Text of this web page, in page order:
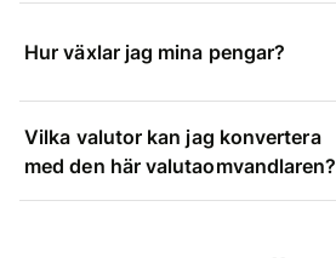
Hur växlar jag mina pengar?
Vilka valutor kan jag konvertera
med den här valutaomvandlaren?